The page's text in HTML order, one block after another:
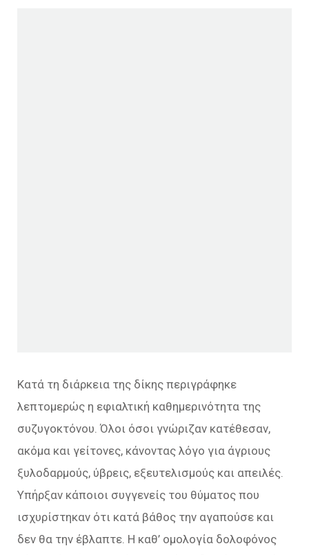
Κατά τη διάρκεια της δίκης περιγράφηκε
λεπτομερώς η εφιαλτική καθημερινότητα της
συζυγοκτόνου. Όλοι όσοι γνώριζαν κατέθεσαν,
ακόμα και γείτονες, κάνοντας λόγο για άγριους
ξυλοδαρμούς, ύβρεις, εξευτελισμούς και απειλές.
Υπήρξαν κάποιοι συγγενείς του θύματος που
ισχυρίστηκαν ότι κατά βάθος την αγαπούσε και
δεν θα την έβλαπτε. Η καθ’ ομολογία δολοφόνος